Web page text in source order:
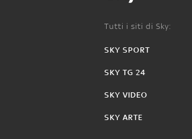
Tutti i siti di Sky:
SKY SPORT
SKY TG 24
SKY VIDEO
SKY ARTE